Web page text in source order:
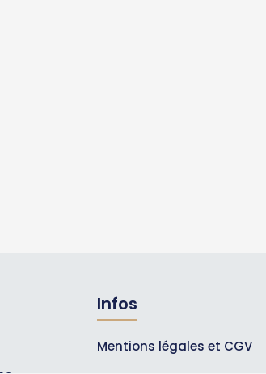
Infos
Mentions légales et CGV